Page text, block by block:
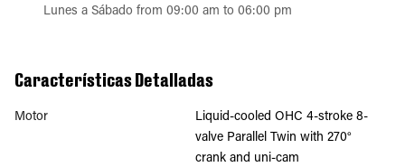
Lunes a Sábado from 09:00 am to 06:00 pm
Características Detalladas
Motor
Liquid-cooled OHC 4-stroke 8-
valve Parallel Twin with 270°
crank and uni-cam